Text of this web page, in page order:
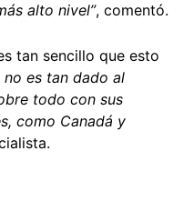
alto nivel”, comentó.
tan sencillo que esto
no es tan dado al
todo con sus
como Canadá y